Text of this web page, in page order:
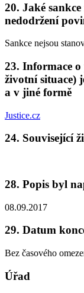
20. Jaké
nedodržení
Sankce nejsou
23. Informace o
životní situace)
a v jiné formě
Justice.cz
24. Související
28. Popis byl
08.09.2017
29. Datum
Bez časového
Úřad